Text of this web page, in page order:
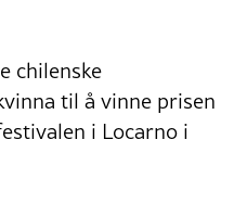
chilenske
til å vinne prisen
i Locarno i